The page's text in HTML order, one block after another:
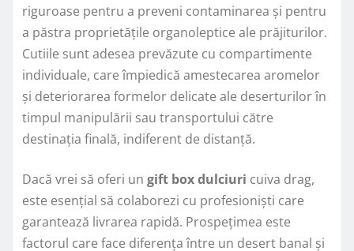
riguroase pentru a preveni contaminarea și pentru
a păstra proprietățile organoleptice ale prăjiturilor.
Cutiile sunt adesea prevăzute cu compartimente
individuale, care împiedică amestecarea aromelor
și deteriorarea formelor delicate ale deserturilor în
timpul manipulării sau transportului către
destinația finală, indiferent de distanță.
Dacă vrei să oferi un gift box dulciuri cuiva drag,
este esențial să colaborezi cu profesioniști care
garantează livrarea rapidă. Prospețimea este
factorul care face diferența între un desert banal și